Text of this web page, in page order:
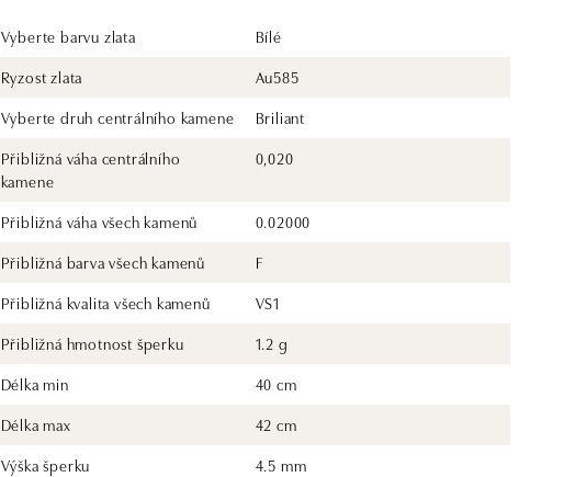
Vyberte barvu zlata
Bílé
Ryzost zlata
Au585
Vyberte druh centrálního kamene
Briliant
Přibližná váha centrálního
kamene
0,020
Přibližná váha všech kamenů
0.02000
Přibližná barva všech kamenů
F
Přibližná kvalita všech kamenů
VS1
Přibližná hmotnost šperku
1.2 g
Délka min
40 cm
Délka max
42 cm
Výška šperku
4.5 mm